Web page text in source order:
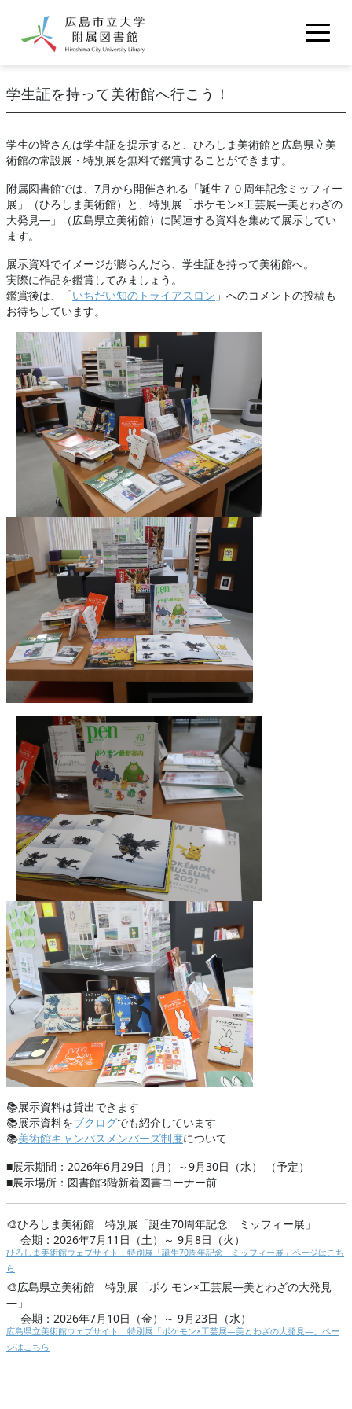
広島市立大学いちぽるサイトマップENGLISH Guide
資料の検索
OPAC 契約データベース
電子ブック
雑誌・視聴覚・新聞所蔵リスト
機関リポジトリ
図書館について
図書館概要
いちコモ
図書館報『知恵の樹』
図書館統計
お問い合わせ
よくある質問
学生証を持って美術館へ行こう！
学生の皆さんは学生証を提示すると、ひろしま美術館と広島県立美
術館の常設展・特別展を無料で鑑賞することができます。
附属図書館では、7月から開催される「誕生７０周年記念ミッフィー
展」（ひろしま美術館）と、特別展「ポケモン×工芸展―美とわざの
大発見―」（広島県立美術館）に関連する資料を集めて展示してい
ます。
展示資料でイメージが膨らんだら、学生証を持って美術館へ。
実際に作品を鑑賞してみましょう。
鑑賞後は、「いちだい知のトライアスロン 」へのコメントの投稿も
お待ちしています。
📚展示資料は貸出できます
📚展示資料をブクログでも紹介しています
📚美術館キャンパスメンバーズ制度について
■展示期間：2026年6月29日（月）～9月30日（水） （予定）
■展示場所：図書館3階新着図書コーナー前
🎨ひろしま美術館 特別展「誕生70周年記念 ミッフィー展」
会期：2026年7月11日（土）～ 9月8日（火）
ひろしま美術館ウェブサイト：特別展「誕生70周年記念 ミッフィー展」ページはこち
ら
🎨広島県立美術館 特別展「ポケモン×工芸展―美とわざの大発見
―」
会期：2026年7月10日（金）～ 9月23日（水）
広島県立美術館ウェブサイト：特別展「ポケモン×工芸展―美とわざの大発見―」ペー
ジはこちら